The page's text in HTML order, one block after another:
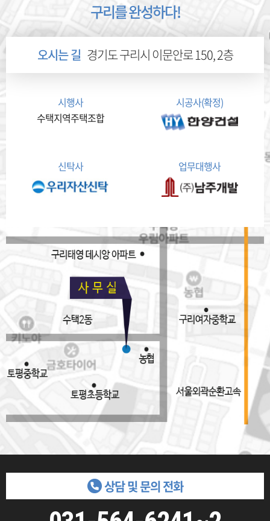
구리를 완성하다!
오시는 길 경기도 구리시 이문안로 150, 2층
시행사
수택지역주택조합
시공사(확정)
신탁사 업무대행사
상담 및 문의 전화